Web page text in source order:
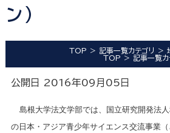
ン)
TOP 記事一覧カテゴリ
TOP
記事一覧カ
公開日 2016年09月05日
島根大学法文学部では、国立研究開発法
の日本・アジア青少年サイエンス交流事業